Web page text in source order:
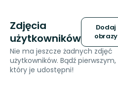
Zdjęcia
użytkowników
Dodaj
obrazy
Nie ma jeszcze żadnych zdjęć
użytkowników. Bądź pierwszym,
który je udostępni!